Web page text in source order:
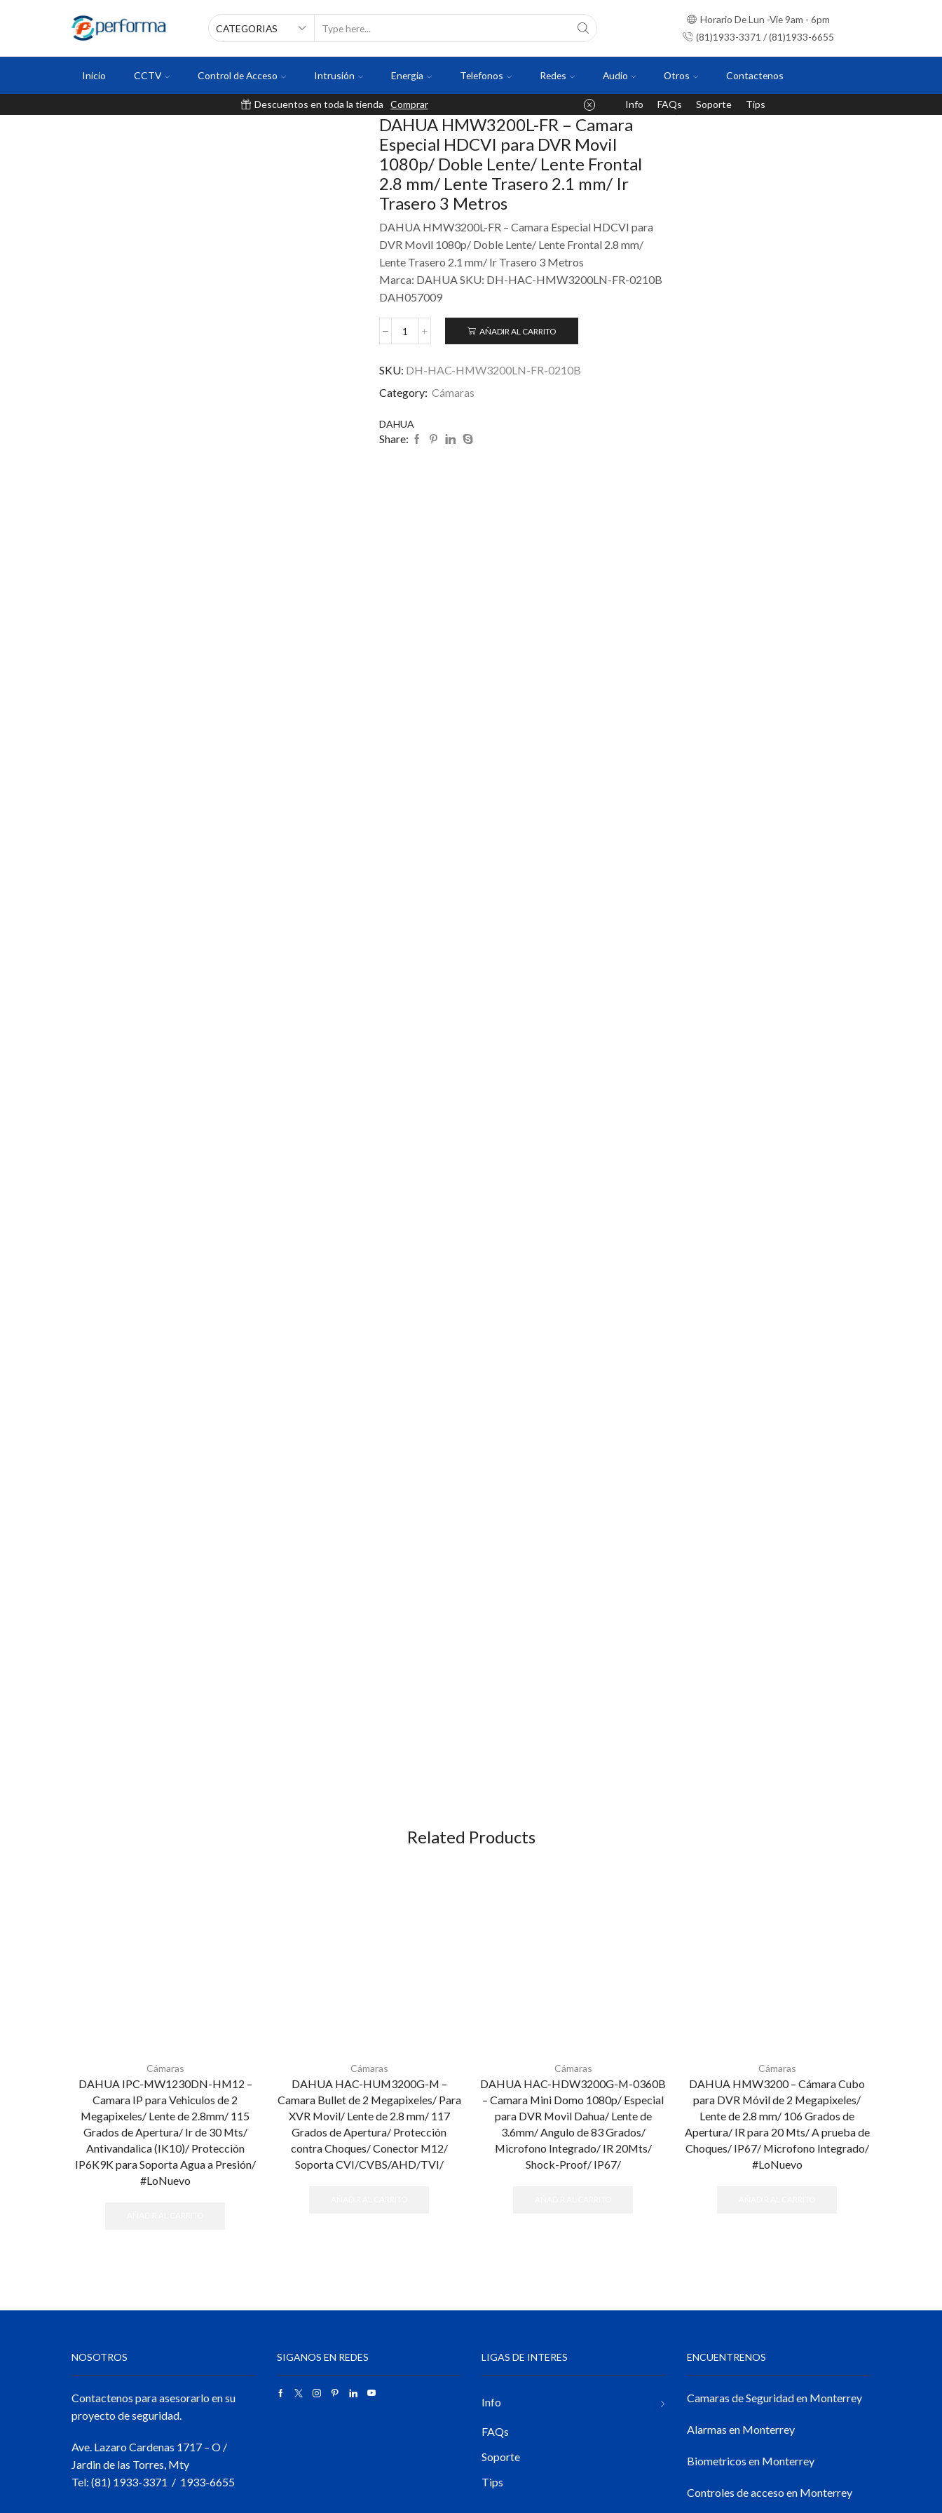
Horario De Lun -Vie 9am - 6pm
(81)1933-3371 / (81)1933-6655
Inicio CCTV Control de Acceso Intrusión Energia Telefonos Redes Audio Otros Contactenos
Descuentos en toda la tienda Comprar Info FAQs Soporte Tips
DAHUA HMW3200L-FR – Camara
Especial HDCVI para DVR Movil
1080p/ Doble Lente/ Lente Frontal
2.8 mm/ Lente Trasero 2.1 mm/ Ir
Trasero 3 Metros
DAHUA HMW3200L-FR – Camara Especial HDCVI para
DVR Movil 1080p/ Doble Lente/ Lente Frontal 2.8 mm/
Lente Trasero 2.1 mm/ Ir Trasero 3 Metros
Marca: DAHUA SKU: DH-HAC-HMW3200LN-FR-0210B
DAH057009
AÑADIR AL CARRITO
SKU: DH-HAC-HMW3200LN-FR-0210B
Category: Cámaras
DAHUA
Share:
Related Products
Cámaras
DAHUA IPC-MW1230DN-HM12 –
Camara IP para Vehiculos de 2
Megapixeles/ Lente de 2.8mm/ 115
Grados de Apertura/ Ir de 30 Mts/
Antivandalica (IK10)/ Protección
IP6K9K para Soporta Agua a Presión/
#LoNuevo
Cámaras
DAHUA HAC-HUM3200G-M –
Camara Bullet de 2 Megapixeles/ Para
XVR Movil/ Lente de 2.8 mm/ 117
Grados de Apertura/ Protección
contra Choques/ Conector M12/
Soporta CVI/CVBS/AHD/TVI/
Cámaras
DAHUA HAC-HDW3200G-M-0360B
– Camara Mini Domo 1080p/ Especial
para DVR Movil Dahua/ Lente de
3.6mm/ Angulo de 83 Grados/
Microfono Integrado/ IR 20Mts/
Shock-Proof/ IP67/
Cámaras
DAHUA HMW3200 – Cámara Cubo
para DVR Móvil de 2 Megapixeles/
Lente de 2.8 mm/ 106 Grados de
Apertura/ IR para 20 Mts/ A prueba de
Choques/ IP67/ Microfono Integrado/
#LoNuevo
NOSOTROS
Contactenos para asesorarlo en su
proyecto de seguridad.
Ave. Lazaro Cardenas 1717 – O /
Jardin de las Torres, Mty
Tel: (81) 1933-3371 / 1933-6655
SIGANOS EN REDES LIGAS DE INTERES
Info
FAQs
Soporte
Tips
ENCUENTRENOS
Camaras de Seguridad en Monterrey
Alarmas en Monterrey
Biometricos en Monterrey
Controles de acceso en Monterrey